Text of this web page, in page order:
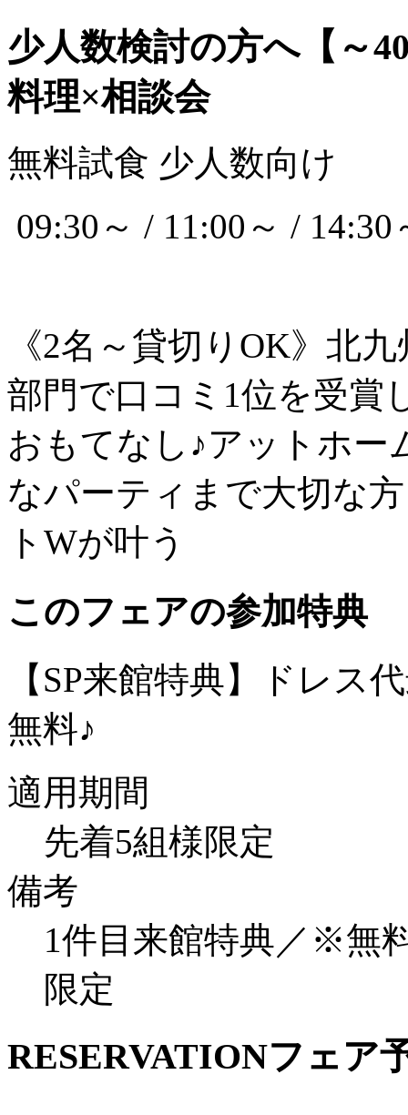
少人数検討の方へ【～
料理×相談会
無料試食 少人数向け
09:30～ / 11:00～ /
《2名～貸切りOK》北
部門で口コミ1位を受賞
おもてなし♪アットホー
なパーティまで大切な
トWが叶う
このフェアの参加特典
【SP来館特典】ドレス
無料♪
適用期間
先着5組様限定
備考
1件目来館特典／※無
限定
RESERVATIONフェア